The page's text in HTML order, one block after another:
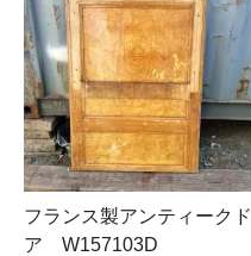
フランス製アンティークド
ア W157103D